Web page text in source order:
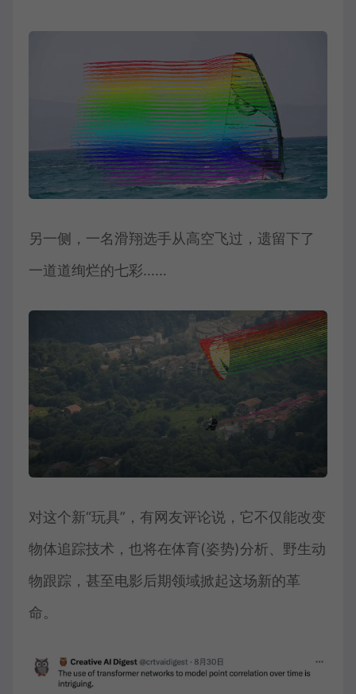
另一侧，一名滑翔选手从高空飞过，遗留下了
一道道绚烂的七彩……
对这个新“玩具”，有网友评论说，它不仅能改变
物体追踪技术，也将在体育(姿势)分析、野生动
物跟踪，甚至电影后期领域掀起这场新的革
命。